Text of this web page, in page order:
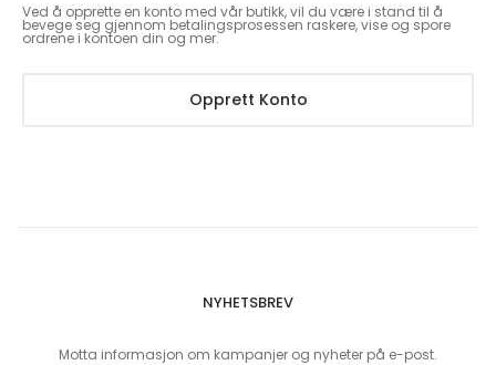
Ved å opprette en konto med vår butikk, vil du være i stand til å
bevege seg gjennom betalingsprosessen raskere, vise og spore
ordrene i kontoen din og mer.
Opprett Konto
NYHETSBREV
Motta informasjon om kampanjer og nyheter på e-post.